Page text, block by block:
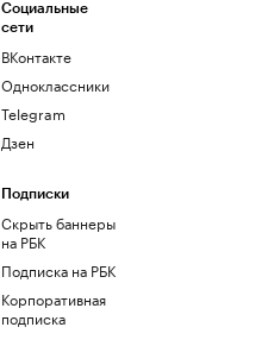
Социальные
сети
ВКонтакте
Одноклассники
Telegram
Дзен
Подписки
Скрыть баннеры
на РБК
Подписка на РБК
Корпоративная
подписка